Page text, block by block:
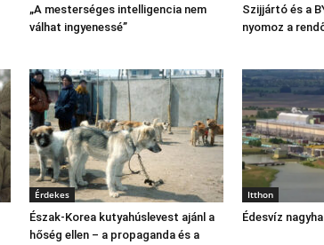
„A mesterséges intelligencia nem
válhat ingyenessé”
Szijjártó és a
nyomoz a
Érdekes
Észak‑Korea kutyahúslevest ajánl a
hőség ellen – a propaganda és a
Itthon
Édesvíz